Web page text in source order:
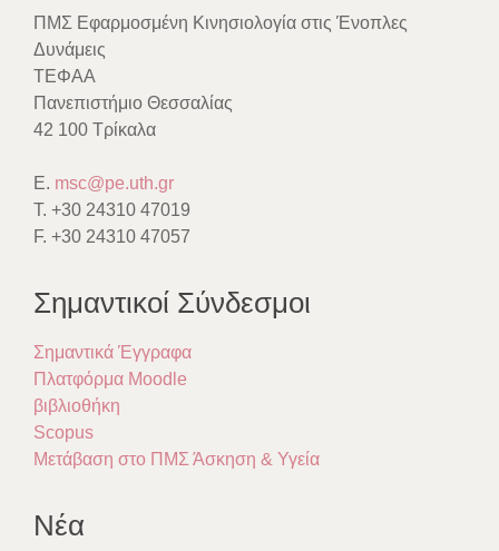
ΠΜΣ Εφαρμοσμένη Κινησιολογία στις Ένοπλες
Δυνάμεις
ΤΕΦΑΑ
Πανεπιστήμιο Θεσσαλίας
42 100 Τρίκαλα
E. msc@pe.uth.gr
T. +30 24310 47019
F. +30 24310 47057
Σημαντικοί Σύνδεσμοι
Σημαντικά Έγγραφα
Πλατφόρμα Moodle
βιβλιοθήκη
Scopus
Μετάβαση στο ΠΜΣ Άσκηση & Υγεία
Νέα